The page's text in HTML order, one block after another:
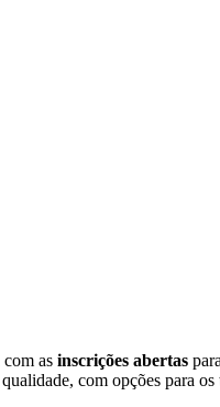
as inscrições abertas
com opções para